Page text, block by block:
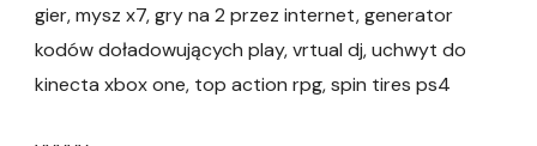
gier, mysz x7, gry na 2 przez internet, generator
kodów doładowujących play, vrtual dj, uchwyt do
kinecta xbox one, top action rpg, spin tires ps4